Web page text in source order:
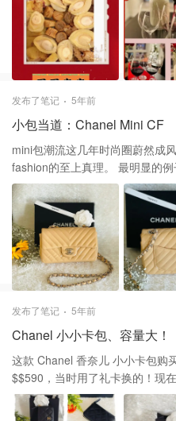
鱼、海参、虾、花胶、带子、
瓜、酿冬瓜、莲藕、猪皮、豆腐、香
源于元朗围村的传统菜式，一
烹饪方法十分考究，分别要经
层装盆而成，内里更有乾坤，由
菇、猪肉等十几种原料组成。盆
载，现时多数改用不锈钢盆。 最后希望大家在新的一年里，平平安
安。❤️❤️
发布了笔记 5年前
小包当道：Chanel Mini CF
mini包潮流这几年时尚圈蔚然成
fashion的至上真理。 最明显的例子就是越做越小的手提包，小到可
能只适合你的手机和口红，甚至仅
Chanel 香奈儿 的Mini CF 杏色
，这款包包，真心不好买的，当
耐用，一直想要一个浅色的小包
于有一天我的Saler 告诉我来了
下。当时原价3100加税，当礼
$3900加税啦！ 谢谢
发布了笔记 5年前
Chanel 小小卡包、容量大！
这款 Chanel 香奈儿 小小卡包购
$$590，当时用了礼卡换的！现
这一款也是比较难买的，但是有
马上通知你帮你留着呢！ 这款是荔枝皮牛皮质，耐用耐磨。拉链设